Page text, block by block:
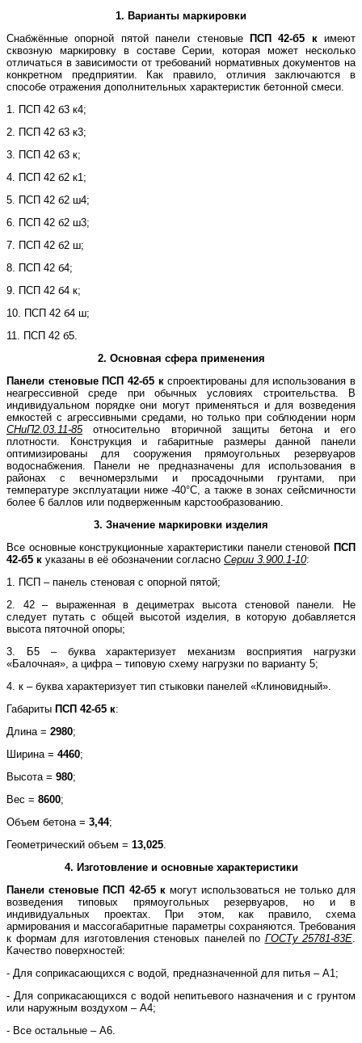
1. Варианты маркировки
Снабжённые опорной пятой панели стеновые
ПСП 42-б5 кимеют
сквозную маркировку в составе Серии, которая может несколько
отличаться в зависимости от требований нормативных документов на
конкретном предприятии. Как правило, отличия заключаются в
способе отражения дополнительных характеристик бетонной смеси.
1. ПСП 42 б3 к4;
2. ПСП 42 б3 к3;
3. ПСП 42 б3 к;
4. ПСП 42 б2 к1;
5. ПСП 42 б2 ш4;
6. ПСП 42 б2 ш3;
7. ПСП 42 б2 ш;
8. ПСП 42 б4;
9. ПСП 42 б4 к;
10. ПСП 42 б4 ш;
11. ПСП 42 б5.
2. Основная сфера применения
Панели стеновые ПСП 42-б5 кспроектированы для использования в
неагрессивной среде при обычных условиях строительства. В
индивидуальном порядке они могут применяться и для возведения
емкостей с агрессивными средами, но только при соблюдении норм
СНиП2.03.11-85относительно вторичной защиты бетона и его
плотности. Конструкция и габаритные размеры данной панели
оптимизированы для сооружения прямоугольных резервуаров
водоснабжения. Панели не предназначены для использования в
районах с вечномерзлыми и просадочными грунтами, при
температуре эксплуатации ниже -40°С, а также в зонах сейсмичности
более 6 баллов или подверженным карстообразованию.
3. Значение маркировки изделия
Все основные конструкционные характеристики панели стеновой ПСП
42-б5 к указаны в её обозначении согласно Серии 3.900.1-10:
1. ПСП – панель стеновая с опорной пятой;
2. 42 – выраженная в дециметрах высота стеновой панели. Не
следует путать с общей высотой изделия, в которую добавляется
высота пяточной опоры;
3. Б5 – буква характеризует механизм восприятия нагрузки
«Балочная», а цифра – типовую схему нагрузки по варианту 5;
4. к – буква характеризует тип стыковки панелей «Клиновидный».
Габариты ПСП 42-б5 к:
Длина = 2980;
Ширина = 4460;
Высота = 980;
Вес = 8600;
Объем бетона = 3,44;
Геометрический объем = 13,025
4. Изготовление и основные характеристики
Панели стеновые ПСП 42-б5 кмогут использоваться не только для
возведения типовых прямоугольных резервуаров, но и в
индивидуальных проектах. При этом, как правило, схема
армирования и массогабаритные параметры сохраняются. Требования
к формам для изготовления стеновых панелей по ГОСТу 25781-83Е
Качество поверхностей:
- Для соприкасающихся с водой, предназначенной для питья – А1;
- Для соприкасающихся с водой непитьевого назначения и с грунтом
или наружным воздухом – А4;
- Все остальные – А6.